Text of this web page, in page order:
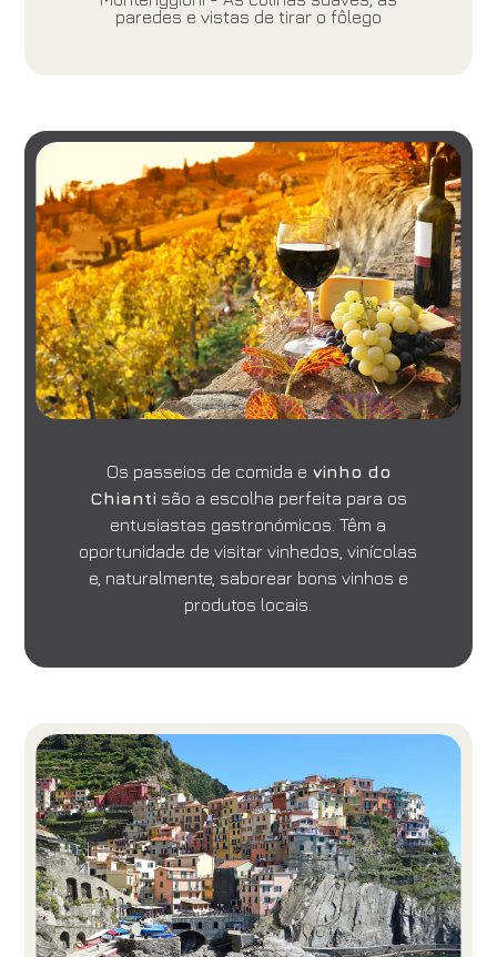
Grand Hotel Mediterraneo
Chegada
06/08/2026
Partida
07/08/2026
Quartos
1
Adultos
2
Crianças
0
Código de Desconto
Alterar / cancelar reserva
paredes e vistas de tirar o fôlego
Os passeios de comida e vinho do
Chianti são a escolha perfeita para os
entusiastas gastronómicos. Têm a
oportunidade de visitar vinhedos, vinícolas
e, naturalmente, saborear bons vinhos e
produtos locais.